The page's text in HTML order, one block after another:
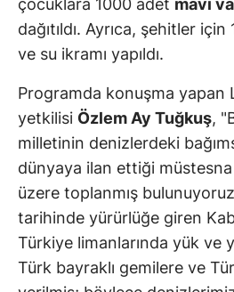
çocuklara 1000 adet mavi
dağıtıldı. Ayrıca, şehitler
ve su ikramı yapıldı.
Programda konuşma yapan
yetkilisi Özlem Ay Tuğkuş,
milletinin denizlerdeki
dünyaya ilan ettiği
üzere toplanmış
tarihinde yürürlüğe giren
Türkiye limanlarında yük ve
Türk bayraklı gemilere ve